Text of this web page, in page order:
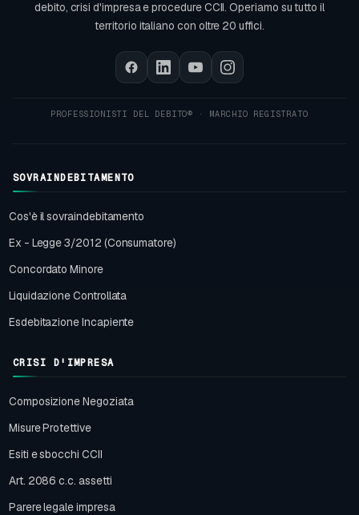
debito, crisi d'impresa e procedure CCII. Operiamo su tutto il
territorio italiano con oltre 20 uffici.
SOVRAINDEBITAMENTO
Cos'è il sovraindebitamento
Ex - Legge 3/2012 (Consumatore)
Concordato Minore
Liquidazione Controllata
Esdebitazione Incapiente
CRISI D'IMPRESA
Composizione Negoziata
Misure Protettive
Esiti e sbocchi CCII
Art. 2086 c.c. assetti
Parere legale impresa